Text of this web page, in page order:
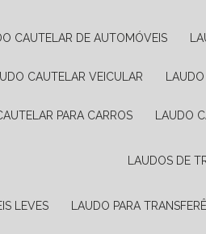
CAUTELAR DE AUTOMÓVEIS
CAUTELAR VEICULAR
PARA CARROS LAUDO
LAUDOS DE
LEVES LAUDO PARA